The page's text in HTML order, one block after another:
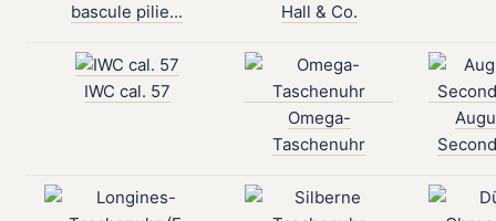
bascule pilie...
Hall & Co.
IWC cal. 57
Omega-
Taschenuhr